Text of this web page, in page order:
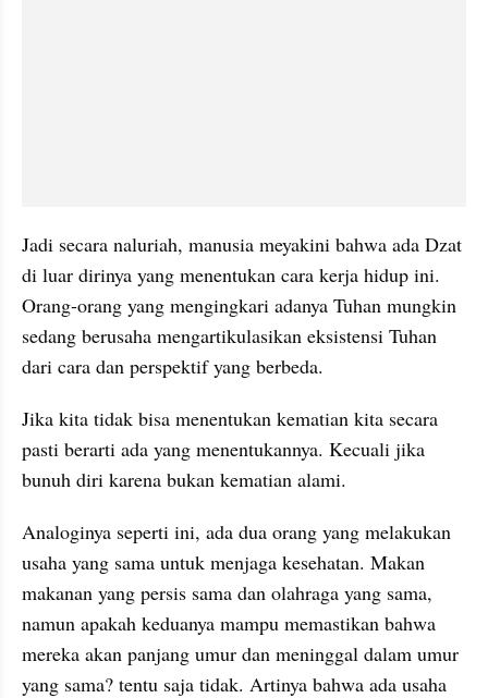
Jadi secara naluriah, manusia meyakini bahwa ada Dzat
di luar dirinya yang menentukan cara kerja hidup ini.
Orang-orang yang mengingkari adanya Tuhan mungkin
sedang berusaha mengartikulasikan eksistensi Tuhan
dari cara dan perspektif yang berbeda.
Jika kita tidak bisa menentukan kematian kita secara
pasti berarti ada yang menentukannya. Kecuali jika
bunuh diri karena bukan kematian alami.
Analoginya seperti ini, ada dua orang yang melakukan
usaha yang sama untuk menjaga kesehatan. Makan
makanan yang persis sama dan olahraga yang sama,
namun apakah keduanya mampu memastikan bahwa
mereka akan panjang umur dan meninggal dalam umur
yang sama? tentu saja tidak. Artinya bahwa ada usaha